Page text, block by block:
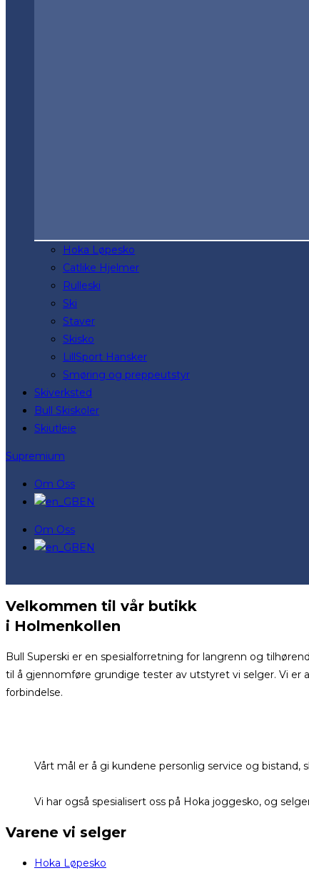
Hoka Løpesko
Catlike Hjelmer
Rulleski
Ski
Staver
Skisko
LillSport Hansker
Smøring og preppeutstyr
Skiverksted
Bull Skiskoler
Skiutleie
Supremium
Om Oss
EN
Om Oss
EN
Velkommen til vår butikk
i Holmenkollen
Bull Superski er en spesialforretning for langrenn og
til å gjennomføre grundige tester av utstyret vi selger. Vi
forbindelse.
Vårt mål er å gi kundene personlig service og
Vi har også spesialisert oss på Hoka joggesko, og
Varene vi selger
Hoka Løpesko